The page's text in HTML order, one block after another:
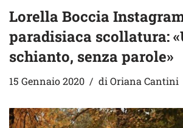
Lorella Boccia
paradisiaca scollatura:
schianto, senza parole»
15 Gennaio 2020 di Oriana Cantini